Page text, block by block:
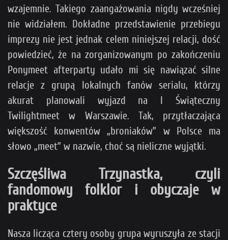
wzajemnie. Takiego zaangażowania nigdy wcześniej
nie widziałem. Dokładne przedstawienie przebiegu
imprezy nie jest jednak celem niniejszej relacji, dość
powiedzieć, że na zorganizowanym po zakończeniu
Ponymeet afterparty udało mi się nawiązać silne
relacje z grupą lokalnych fanów serialu, którzy
akurat planowali wyjazd na I Świąteczny
Twilightmeet w Warszawie. Tak, przytłaczająca
większość konwentów „broniaków” w Polsce ma
słowo „meet” w nazwie, choć są nieliczne wyjątki.
Szczęśliwa Trzynastka, czyli
fandomowy folklor i obyczaje w
praktyce
Nasza licząca cztery osoby grupa wyruszyła ze stacji